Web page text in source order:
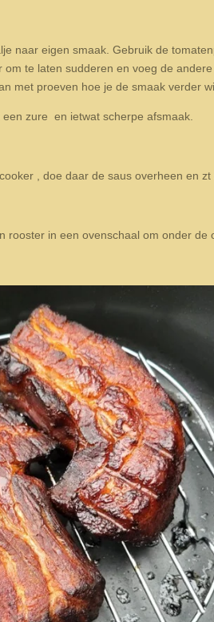
naar eigen smaak. Gebruik de
te laten sudderen en voeg de
met proeven hoe je de smaak verder
zure en ietwat scherpe afsmaak.
, doe daar de saus overheen en
rooster in een ovenschaal om onder de